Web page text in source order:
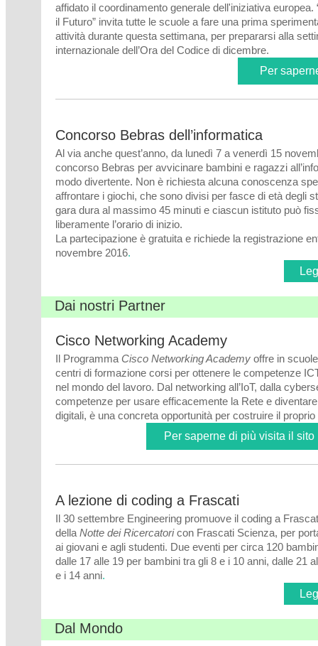
affidato il coordinamento generale dell'iniziativa europea.
il Futuro” invita tutte le scuole a fare una prima
attività durante questa settimana, per prepararsi alla
internazionale dell’Ora del Codice di dicembre.
Per
Concorso Bebras dell’informatica
Al via anche quest’anno, da lunedì 7 a venerdì 15
concorso Bebras per avvicinare bambini e ragazzi
modo divertente. Non è richiesta alcuna conoscenza
affrontare i giochi, che sono divisi per fasce di età degli
gara dura al massimo 45 minuti e ciascun istituto può
liberamente l’orario di inizio.
La partecipazione è gratuita e richiede la registrazione
novembre 2016.
Dai nostri Partner
Cisco Networking Academy
Il Programma Cisco Networking Academy offre in
centri di formazione corsi per ottenere le competenze
nel mondo del lavoro. Dal networking all’IoT, dalla
competenze per usare efficacemente la Rete e
digitali, è una concreta opportunità per costruire il proprio
Per saperne di più visita il sito
A lezione di coding a Frascati
Il 30 settembre Engineering promuove il coding a
della Notte dei Ricercatoricon Frascati Scienza, per
ai giovani e agli studenti. Due eventi per circa 120
dalle 17 alle 19 per bambini tra gli 8 e i 10 anni, dalle 21
e i 14 anni.
Dal Mondo